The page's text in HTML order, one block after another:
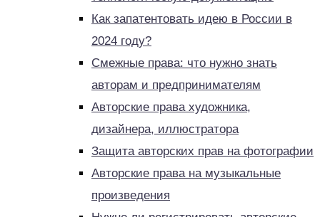
Как запатентовать идею в России в
2024 году?
Смежные права: что нужно знать
авторам и предпринимателям
Авторские права художника,
дизайнера, иллюстратора
Защита авторских прав на фотографии
Авторские права на музыкальные
произведения